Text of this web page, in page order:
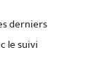
derniers
le suivi